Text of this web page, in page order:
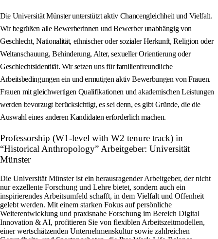
Die Universität Münster unterstützt aktiv Chancengleichheit und Vielfalt.
Wir begrüßen alle Bewerberinnen und Bewerber unabhängig von
Geschlecht, Nationalität, ethnischer oder sozialer Herkunft, Religion oder
Weltanschauung, Behinderung, Alter, sexueller Orientierung oder
Geschlechtsidentität. Wir setzen uns für familienfreundliche
Arbeitsbedingungen ein und ermutigen aktiv Bewerbungen von Frauen.
Frauen mit gleichwertigen Qualifikationen und akademischen Leistungen
werden bevorzugt berücksichtigt, es sei denn, es gibt Gründe, die die
Auswahl eines anderen Kandidaten erforderlich machen.
Professorship (W1-level with W2 tenure track) in
“Historical Anthropology” Arbeitgeber: Universität
Münster
Die Universität Münster ist ein herausragender Arbeitgeber, der nicht
nur exzellente Forschung und Lehre bietet, sondern auch ein
inspirierendes Arbeitsumfeld schafft, in dem Vielfalt und Offenheit
gelebt werden. Mit einem starken Fokus auf persönliche
Weiterentwicklung und praxisnahe Forschung im Bereich Digital
Innovation & AI, profitieren Sie von flexiblen Arbeitszeitmodellen,
einer wertschätzenden Unternehmenskultur sowie zahlreichen